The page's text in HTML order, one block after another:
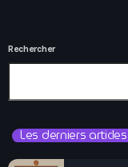
Rechercher
Les derniers articles